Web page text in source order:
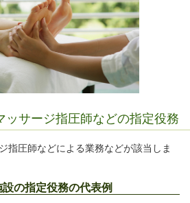
ッサージ指圧師などの指定役務
指圧師などによる業務などが該当しま
設の指定役務の代表例